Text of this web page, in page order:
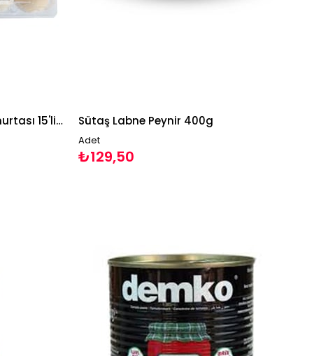
Yalağuz Gezen Tavuk Yumurtası 15'li Paket Yumurta Sütaş Labne Peynir 400g
Adet
₺129,50